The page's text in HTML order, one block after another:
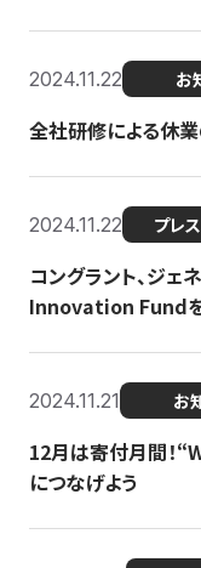
2024.11.22 お
全社研修による休
2024.11.22 プレ
コングラント、ジェ
Innovation Fundを
2024.11.21 お
12月は寄付月間！
につなげよう